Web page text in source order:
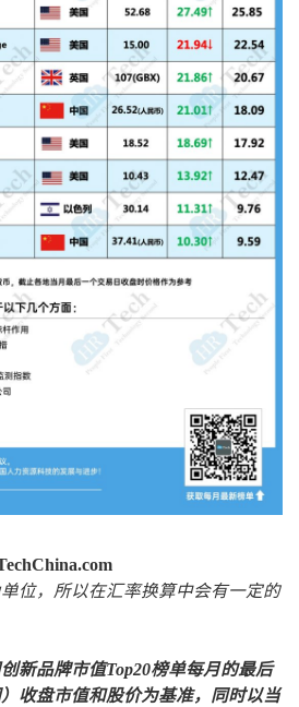
位，所以在汇率换算中会有一定的
新品牌市值Top20榜单每月的最后
收盘市值和股价为基准，同时以当